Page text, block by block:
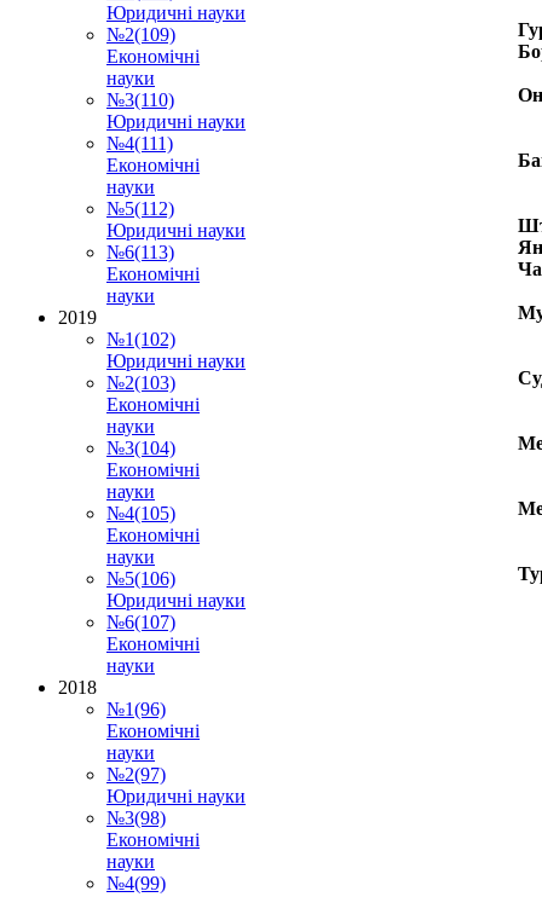
Юридичні науки
№2(109)
Економічні
науки
№3(110)
Юридичні науки
№4(111)
Економічні
науки
№5(112)
Юридичні науки
№6(113)
Економічні
науки
2019
№1(102)
Юридичні науки
№2(103)
Економічні
науки
№3(104)
Економічні
науки
№4(105)
Економічні
науки
№5(106)
Юридичні науки
№6(107)
Економічні
науки
2018
№1(96)
Економічні
науки
№2(97)
Юридичні науки
№3(98)
Економічні
науки
№4(99)